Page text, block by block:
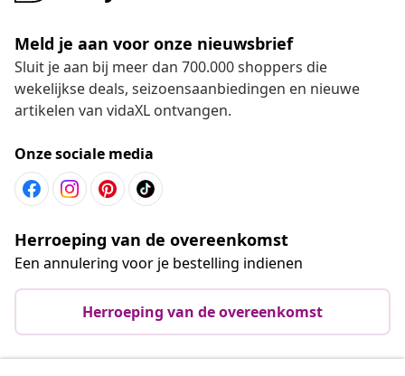
Meld je aan voor onze nieuwsbrief
Sluit je aan bij meer dan 700.000 shoppers die
wekelijkse deals, seizoensaanbiedingen en nieuwe
artikelen van vidaXL ontvangen.
Onze sociale media
Herroeping van de overeenkomst
Een annulering voor je bestelling indienen
Herroeping van de overeenkomst